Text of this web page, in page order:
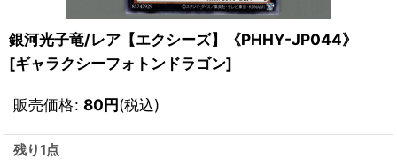
銀河光子竜/レア【エクシーズ】《PHHY-JP044》
[ギャラクシーフォトンドラゴン]
販売価格: 80円(税込)
残り1点